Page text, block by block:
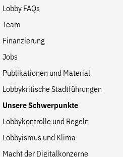
Lobby FAQs
Team
Finanzierung
Jobs
Publikationen und Material
Lobbykritische Stadtführungen
Unsere Schwerpunkte
Lobbykontrolle und Regeln
Lobbyismus und Klima
Macht der Digitalkonzerne